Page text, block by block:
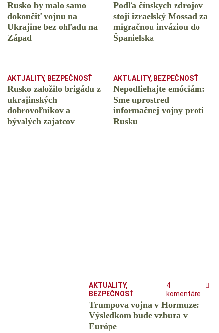
Rusko by malo samo
dokončiť vojnu na
Ukrajine bez ohľadu na
Západ
Podľa čínskych zdrojov
stojí izraelský Mossad za
migračnou inváziou do
Španielska
AKTUALITY, BEZPEČNOSŤ
Rusko založilo brigádu z
ukrajinských
dobrovoľníkov a
bývalých zajatcov
AKTUALITY, BEZPEČNOSŤ
Nepodliehajte emóciám:
Sme uprostred
informačnej vojny proti
Rusku
AKTUALITY,
BEZPEČNOSŤ
4
komentáre
Trumpova vojna v Hormuze:
Výsledkom bude vzbura v
Európe